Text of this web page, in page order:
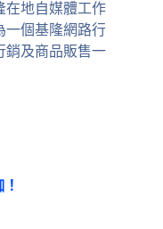
在地自媒體工作
一個基隆網路行
銷及商品販售一